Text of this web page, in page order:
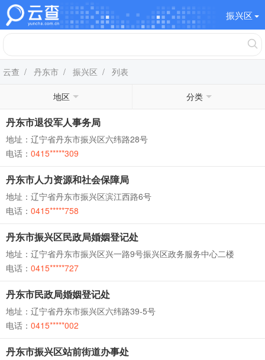
振兴区
云查 / 丹东市 / 振兴区 / 列表
地区 分类
丹东市退役军人事务局
地址：辽宁省丹东市振兴区六纬路28号
电话： 0415*****309
丹东市人力资源和社会保障局
地址：辽宁省丹东市振兴区滨江西路6号
电话： 0415*****758
丹东市振兴区民政局婚姻登记处
地址：辽宁省丹东市振兴区兴一路9号振兴区政务服务中心二楼
电话： 0415*****727
丹东市民政局婚姻登记处
地址：辽宁省丹东市振兴区六纬路39-5号
电话： 0415*****002
丹东市振兴区站前街道办事处